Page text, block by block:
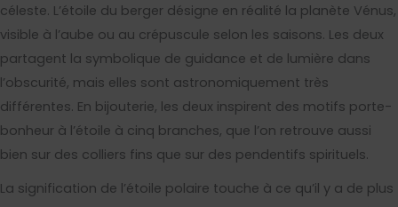
céleste. L’étoile du berger désigne en réalité la planète Vénus,
visible à l’aube ou au crépuscule selon les saisons. Les deux
partagent la symbolique de guidance et de lumière dans
l’obscurité, mais elles sont astronomiquement très
différentes. En bijouterie, les deux inspirent des motifs porte-
bonheur à l’étoile à cinq branches, que l’on retrouve aussi
bien sur des colliers fins que sur des pendentifs spirituels.
La signification de l’étoile polaire touche à ce qu’il y a de plus